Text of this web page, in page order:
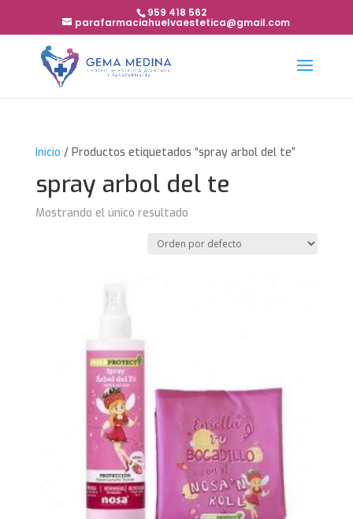
959 418 562
parafarmaciahuelvaestetica@gmail.com
Inicio / Productos etiquetados “spray arbol del te”
spray arbol del te
Mostrando el único resultado